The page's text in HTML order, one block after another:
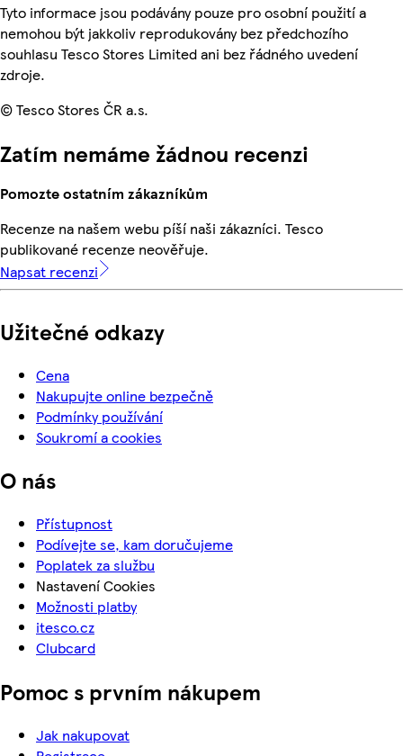
Tyto informace jsou podávány pouze pro osobní použití a
nemohou být jakkoliv reprodukovány bez předchozího
souhlasu Tesco Stores Limited ani bez řádného uvedení
zdroje.
© Tesco Stores ČR a.s.
Zatím nemáme žádnou recenzi
Pomozte ostatním zákazníkům
Recenze na našem webu píší naši zákazníci. Tesco
publikované recenze neověřuje.
Napsat recenzi
Užitečné odkazy
Cena
Nakupujte online bezpečně
Podmínky používání
Soukromí a cookies
O nás
Přístupnost
Podívejte se, kam doručujeme
Poplatek za službu
Nastavení Cookies
Možnosti platby
itesco.cz
Clubcard
Pomoc s prvním nákupem
Jak nakupovat